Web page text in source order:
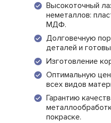
Высокоточный
неметаллов:
МДФ.
Долговечную
деталей и
Изготовление
Оптимальную
всех видов
Гарантию
покраске.